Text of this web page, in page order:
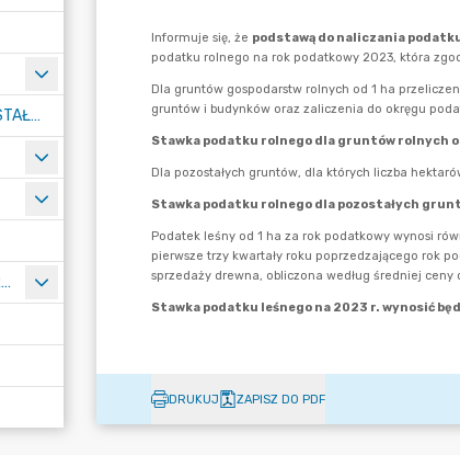
PREFERENCYJNY ZAKUP PALIWA STAŁEGO
BEZPIECZEŃSTWO INFORMACJI /RODO/
DRUKUJ ZAPISZ DO PDF